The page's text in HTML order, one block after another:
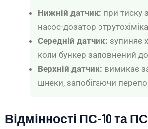
Нижній датчик: при тиску
насос-дозатор
Середній датчик: зупиняє
коли бункер заповнений
Верхній датчик: вимикає
шнеки, запобігаючи
Відмінності ПС-10 та